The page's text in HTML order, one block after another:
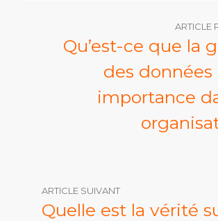
ARTICLE
Qu’est-ce que la
des données
importance
ARTICLE SUIVANT
Quelle est la vérité